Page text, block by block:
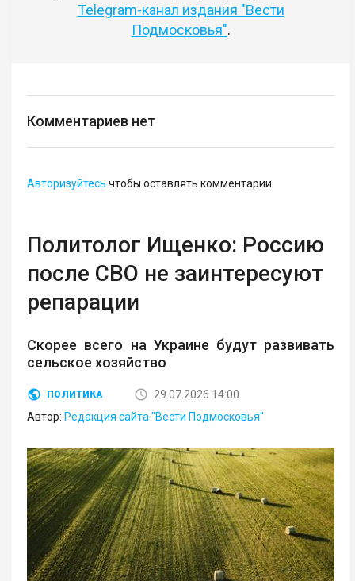
Telegram-канал издания "Вести
Подмосковья".
Комментариев нет
Авторизуйтесь чтобы оставлять комментарии
Политолог Ищенко: Россию
после СВО не заинтересуют
репарации
Скорее всего на Украине будут развивать
сельское хозяйство
ПОЛИТИКА
29.07.2026 14:00
Автор: Редакция сайта "Вести Подмосковья"